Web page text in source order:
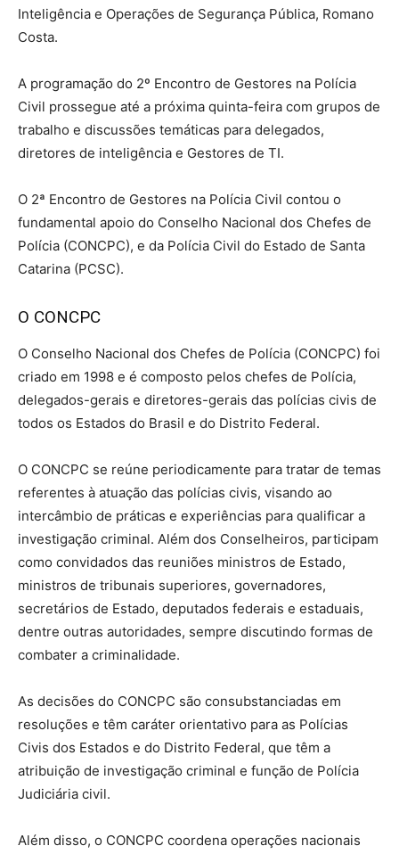
Inteligência e Operações de Segurança Pública, Romano
Costa.
A programação do 2º Encontro de Gestores na Polícia
Civil prossegue até a próxima quinta-feira com grupos de
trabalho e discussões temáticas para delegados,
diretores de inteligência e Gestores de TI.
O 2ª Encontro de Gestores na Polícia Civil contou o
fundamental apoio do Conselho Nacional dos Chefes de
Polícia (CONCPC), e da Polícia Civil do Estado de Santa
Catarina (PCSC).
O CONCPC
O Conselho Nacional dos Chefes de Polícia (CONCPC) foi
criado em 1998 e é composto pelos chefes de Polícia,
delegados-gerais e diretores-gerais das polícias civis de
todos os Estados do Brasil e do Distrito Federal.
O CONCPC se reúne periodicamente para tratar de temas
referentes à atuação das polícias civis, visando ao
intercâmbio de práticas e experiências para qualificar a
investigação criminal. Além dos Conselheiros, participam
como convidados das reuniões ministros de Estado,
ministros de tribunais superiores, governadores,
secretários de Estado, deputados federais e estaduais,
dentre outras autoridades, sempre discutindo formas de
combater a criminalidade.
As decisões do CONCPC são consubstanciadas em
resoluções e têm caráter orientativo para as Polícias
Civis dos Estados e do Distrito Federal, que têm a
atribuição de investigação criminal e função de Polícia
Judiciária civil.
Além disso, o CONCPC coordena operações nacionais